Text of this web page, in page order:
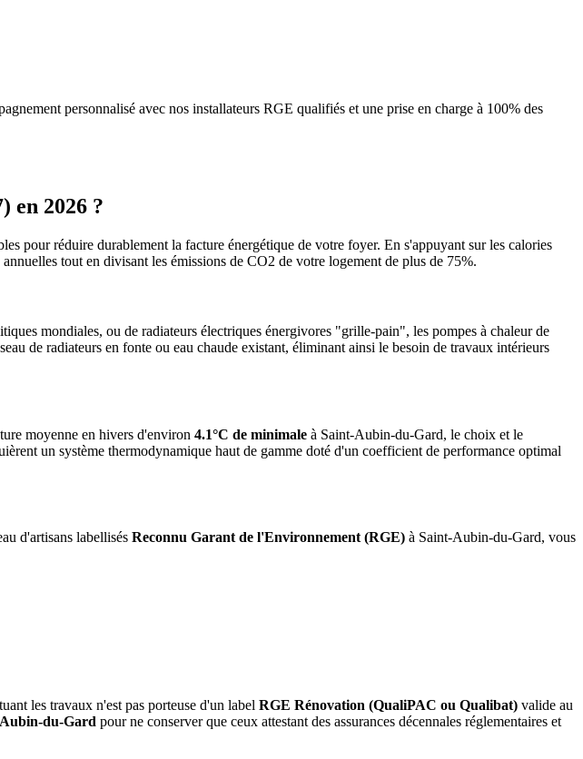
personnalisé avec nos installateurs RGE qualifiés et une prise en charge à 100% des
) en 2026 ?
pour réduire durablement la facture énergétique de votre foyer. En s'appuyant sur les calories
tout en divisant les émissions de CO2 de votre logement de plus de 75%.
mondiales, ou de radiateurs électriques énergivores "grille-pain", les pompes à chaleur de
de radiateurs en fonte ou eau chaude existant, éliminant ainsi le besoin de travaux intérieurs
moyenne en hivers d'environ 4.1°C de minimale à Saint-Aubin-du-Gard, le choix et le
un système thermodynamique haut de gamme doté d'un coefficient de performance optimal
d'artisans labellisés Reconnu Garant de l'Environnement (RGE) à Saint-Aubin-du-Gard, vous
les travaux n'est pas porteuse d'un label RGE Rénovation (QualiPAC ou Qualibat) valide au
du-Gard pour ne conserver que ceux attestant des assurances décennales réglementaires et